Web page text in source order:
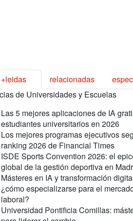
+leidas relacionadas
de Universidades y Escuelas
Las 5 mejores aplicaciones de IA
estudiantes universitarios en 2026
Los mejores programas ejecutivos
ranking 2026 de Financial Times
ISDE Sports Convention 2026: el
global de la gestión deportiva en
Másteres en IA y transformación
¿cómo especializarse para el
laboral?
Universidad Pontificia Comillas: